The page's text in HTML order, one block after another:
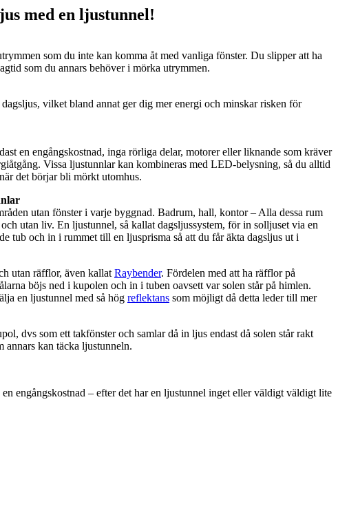
med en ljustunnel!
som du inte kan komma åt med vanliga fönster. Du slipper att ha
som du annars behöver i mörka utrymmen.
vilket bland annat ger dig mer energi och minskar risken för
en engångskostnad, inga rörliga delar, motorer eller liknande som kräver
Vissa ljustunnlar kan kombineras med LED-belysning, så du alltid
det börjar bli mörkt utomhus.
utan fönster i varje byggnad. Badrum, hall, kontor – Alla dessa rum
utan liv. En ljustunnel, så kallat dagsljussystem, för in solljuset via en
tub och in i rummet till en ljusprisma så att du får äkta dagsljus ut i
utan räfflor, även kallatRaybender. Fördelen med att ha räfflor på
böjs ned i kupolen och in i tuben oavsett var solen står på himlen.
en ljustunnel med så hög reflektans som möjligt då detta leder till mer
dvs som ett takfönster och samlar då in ljus endast då solen står rakt
annars kan täcka ljustunneln.
engångskostnad – efter det har en ljustunnel inget eller väldigt väldigt lite